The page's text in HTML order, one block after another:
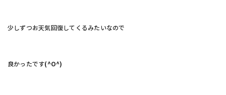
少しずつお天気回復してくるみたいなので
良かったです(^O^)